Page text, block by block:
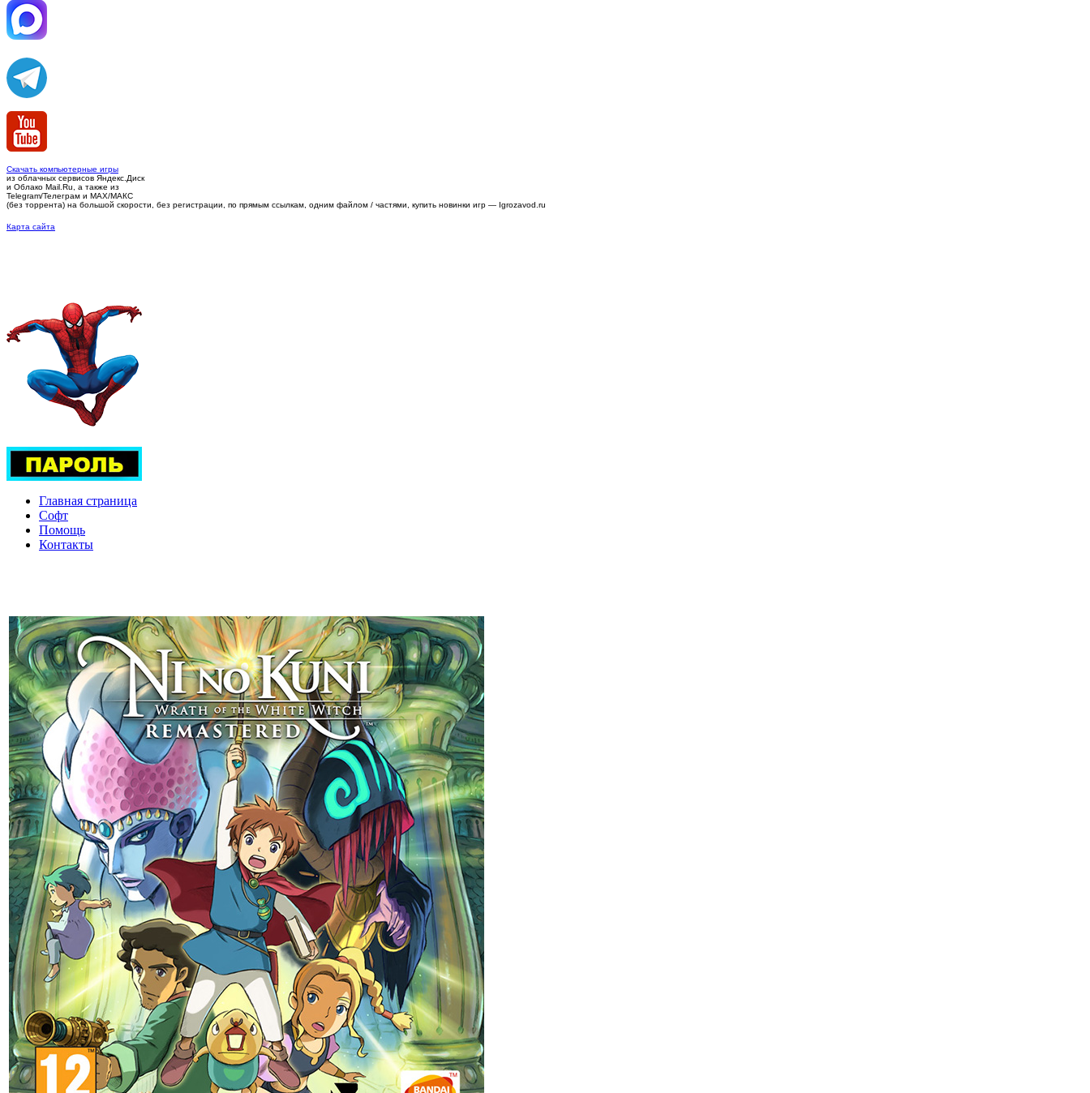
Скачать компьютерные игры
из облачных сервисов Яндекс.Диск
и Облако Mail.Ru, а также из
Telegram/Телеграм и MAX/МАКС
(без торрента) на большой скорости, без регистрации, по прямым ссылкам, одним файлом / частями, купить новинки игр — Igrozavod.ru
Карта сайта
Главная страница
Софт
Помощь
Контакты